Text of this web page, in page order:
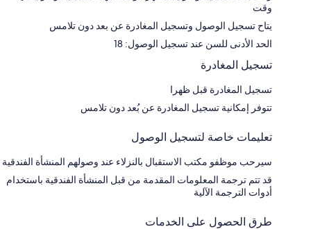
وقت
يتاح تسجيل الوصول وتسجيل المغادرة عن بعد دون تلامس
الحد الأدنى للسن عند تسجيل الوصول: 18
تسجيل المغادرة
تسجيل المغادرة قبل ظهرا
تتوفر إمكانية تسجيل المغادرة عن بُعد دون تلامس
تعليمات خاصة لتسجيل الوصول
سيرحب موظفو مكتب الاستقبال بالنزلاء عند وصولهم المنشأة الفندقية
قد تتم ترجمة المعلومات المقدمة من قبل المنشأة الفندقية باستخدام
أدوات الترجمة الآلية
طرق الحصول على الخدمات